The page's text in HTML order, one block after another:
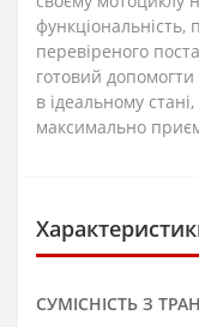
перевіреного
готовий
в ідеальному
максимально
СУМІСНІСТЬ З